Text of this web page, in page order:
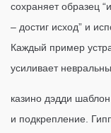
сохраняет образец
– достиг исход” и
Каждый пример
усиливает
казино дэдди
и подкрепление.